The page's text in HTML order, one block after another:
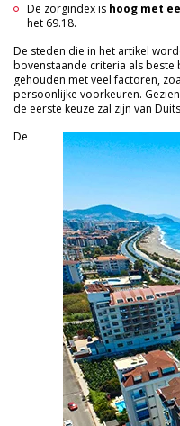
De zorgindex is hoog met
het 69.18.
De steden die in het artikel
bovenstaande criteria als beste
gehouden met veel factoren,
persoonlijke voorkeuren.
de eerste keuze zal zijn van
De